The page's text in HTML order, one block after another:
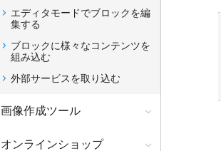
エディタモードでブロックを編
集する
ブロックに様々なコンテンツを
組み込む
外部サービスを取り込む
画像作成ツール
オンラインショップ